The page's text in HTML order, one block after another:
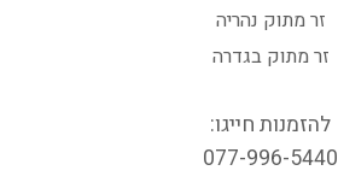
זר מתוק נהריה
זר מתוק בגדרה
להזמנות חייגו:
077-996-5440